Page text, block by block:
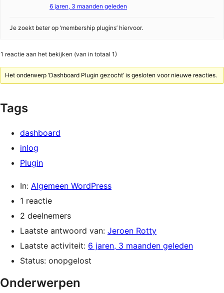
6 jaren, 3 maanden geleden
Je zoekt beter op ‘membership plugins’ hiervoor.
1 reactie aan het bekijken (van in totaal 1)
Het onderwerp ‘Dashboard Plugin gezocht’ is gesloten voor nieuwe reacties.
Tags
dashboard
inlog
Plugin
In: Algemeen WordPress
1 reactie
2 deelnemers
Laatste antwoord van: Jeroen Rotty
Laatste activiteit: 6 jaren, 3 maanden geleden
Status: onopgelost
Onderwerpen